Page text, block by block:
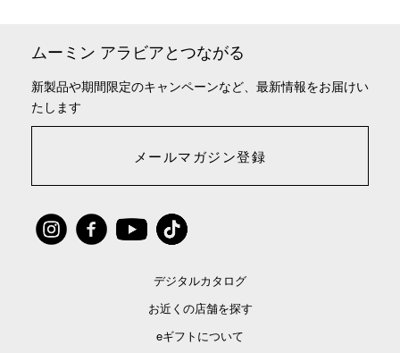
ムーミン アラビアとつながる
新製品や期間限定のキャンペーンなど、最新情報をお届けい
たします
メールマガジン登録
デジタルカタログ
お近くの店舗を探す
eギフトについて